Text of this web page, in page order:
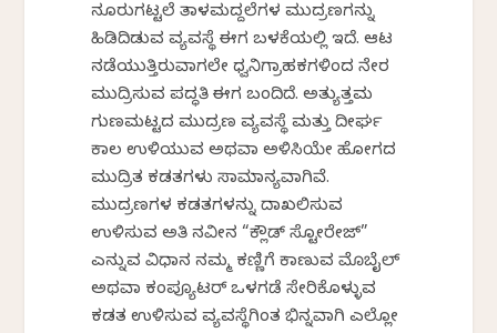
ನೂರುಗಟ್ಟಲೆ ತಾಳಮದ್ದಲೆಗಳ ಮುದ್ರಣಗನ್ನು
ಹಿಡಿದಿಡುವ ವ್ಯವಸ್ಥೆ ಈಗ ಬಳಕೆಯಲ್ಲಿ ಇದೆ. ಆಟ
ನಡೆಯುತ್ತಿರುವಾಗಲೇ ಧ್ವನಿಗ್ರಾಹಕಗಳಿಂದ ನೇರ
ಮುದ್ರಿಸುವ ಪದ್ಧತಿ ಈಗ ಬಂದಿದೆ. ಅತ್ಯುತ್ತಮ
ಗುಣಮಟ್ಟದ ಮುದ್ರಣ ವ್ಯವಸ್ಥೆ ಮತ್ತು ದೀರ್ಘ
ಕಾಲ ಉಳಿಯುವ ಅಥವಾ ಅಳಿಸಿಯೇ ಹೋಗದ
ಮುದ್ರಿತ ಕಡತಗಳು ಸಾಮಾನ್ಯವಾಗಿವೆ.
ಮುದ್ರಣಗಳ ಕಡತಗಳನ್ನು ದಾಖಲಿಸುವ
ಉಳಿಸುವ ಅತಿ ನವೀನ “ಕ್ಲೌಡ್ ಸ್ಟೋರೇಜ್”
ಎನ್ನುವ ವಿಧಾನ ನಮ್ಮ ಕಣ್ಣಿಗೆ ಕಾಣುವ ಮೊಬೈಲ್
ಅಥವಾ ಕಂಪ್ಯೂಟರ್ ಒಳಗಡೆ ಸೇರಿಕೊಳ್ಳುವ
ಕಡತ ಉಳಿಸುವ ವ್ಯವಸ್ಥೆಗಿಂತ ಭಿನ್ನವಾಗಿ ಎಲ್ಲೋ